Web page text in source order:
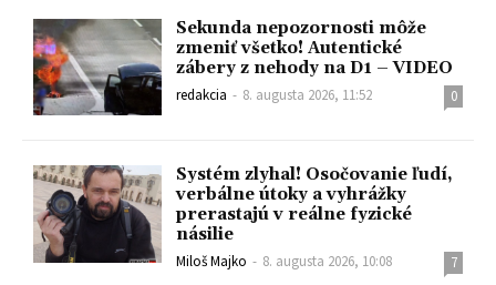
Sekunda nepozornosti môže
zmeniť všetko! Autentické
zábery z nehody na D1 – VIDEO
redakcia - 8. augusta 2026, 11:52 0
Systém zlyhal! Osočovanie ľudí,
verbálne útoky a vyhrážky
prerastajú v reálne fyzické
násilie
Miloš Majko - 8. augusta 2026, 10:08 7